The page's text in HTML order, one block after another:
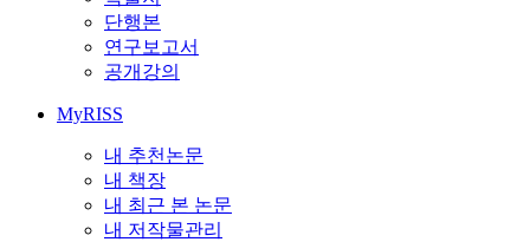
단행본
연구보고서
공개강의
MyRISS
내 추천논문
내 책장
내 최근 본 논문
내 저작물관리